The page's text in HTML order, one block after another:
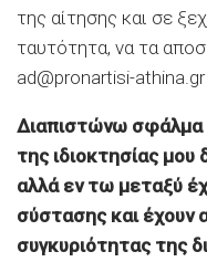
της αίτησης και σε
ταυτότητα, να τα
ad@pronartisi-athina.gr
Διαπιστώνω σφάλμα
της ιδιοκτησίας μου
αλλά εν τω μεταξύ
σύστασης και έχουν
συγκυριότητας της